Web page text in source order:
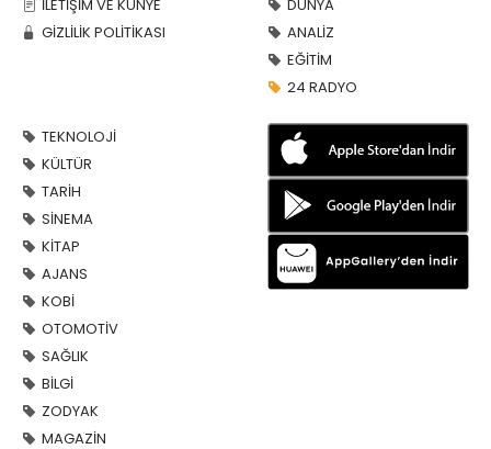
İLETİŞİM VE KÜNYE
GİZLİLİK POLİTİKASI
DÜNYA
ANALİZ
EĞİTİM
24 RADYO
TEKNOLOJİ
KÜLTÜR
TARİH
SİNEMA
KİTAP
AJANS
KOBİ
OTOMOTİV
SAĞLIK
BİLGİ
ZODYAK
MAGAZİN